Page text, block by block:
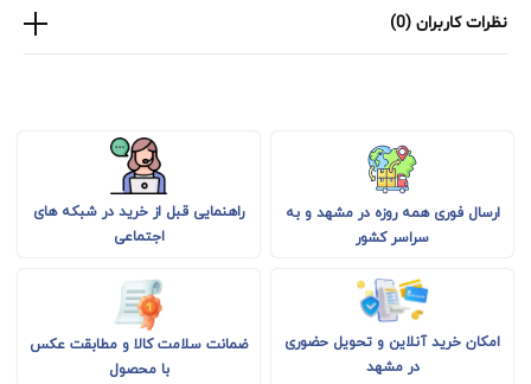
نظرات کاربران (0)
ارسال فوری همه روزه در مشهد و به
سراسر کشور
راهنمایی قبل از خرید در شبکه های
اجتماعی
امکان خرید آنلاین و تحویل حضوری
در مشهد
ضمانت سلامت کالا و مطابقت عکس
با محصول